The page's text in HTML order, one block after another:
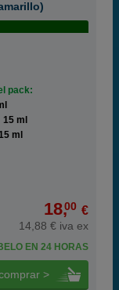
pack:
15 ml
ml
18,00 €
14,88 € iva ex
EN 24 HORAS
>